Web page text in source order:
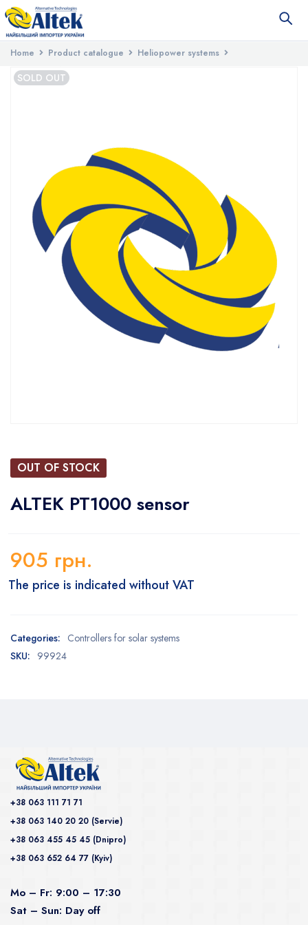
Home Product catalogue
Heliopower systems
Controllers for solar systems
SOLD OUT
OUT OF STOCK
ALTEK PT1000 sensor
905 грн.
The price is indicated without VAT
Categories: Controllers for solar systems
SKU: 99924
+38 063 111 71 71
+38 063 140 20 20 (Servie)
+38 063 455 45 45 (Dnipro)
+38 063 652 64 77 (Kyiv)
Mo – Fr: 9:00 – 17:30
Sat – Sun: Day off